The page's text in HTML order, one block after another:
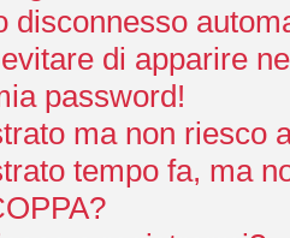
disconnesso
di apparire
password!
ma non riesco
tempo fa, ma